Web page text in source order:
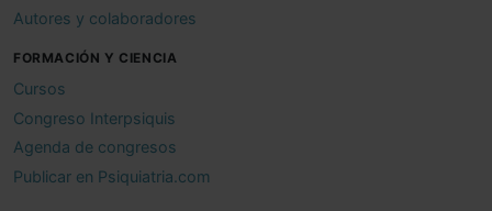
Autores y colaboradores
FORMACIÓN Y CIENCIA
Cursos
Congreso Interpsiquis
Agenda de congresos
Publicar en Psiquiatria.com